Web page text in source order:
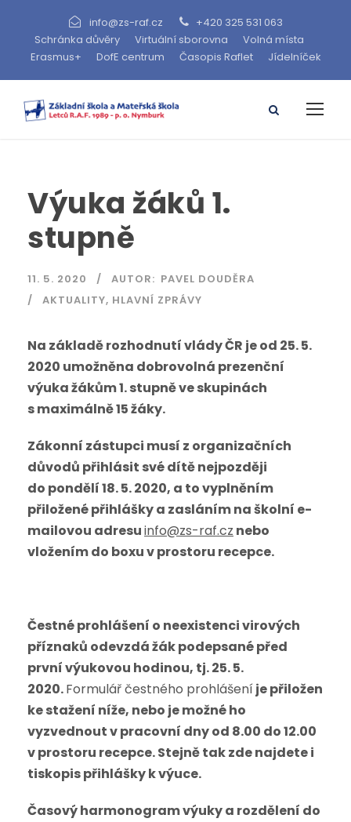
info@zs-raf.cz
+420 325 531 063
Schránka důvěry
Virtuální sborovna
Volná místa
Erasmus+
DofE centrum Časopis Raflet Jídelníček
Výuka žáků 1.
stupně
11. 5. 2020 AUTOR: PAVEL DOUDĚRA
AKTUALITY, HLAVNÍ ZPRÁVY
Na základě rozhodnutí vlády ČR je od 25. 5.
2020 umožněna dobrovolná prezenční
výuka žákům 1. stupně ve skupinách
s maximálně 15 žáky.
Zákonní zástupci musí z organizačních
důvodů přihlásit své dítě nejpozději
do pondělí 18. 5. 2020, a to vyplněním
přiloženépřihláškya zasláním na školní e-
mailovou adresuinfo@zs-raf.cz nebo
vložením do boxu v prostoru recepce.
Čestné prohlášení o neexistenci virových
příznaků odevzdá žák podepsané před
první výukovou hodinou, tj. 25. 5.
2020.Formulář čestného prohlášení je přiložen
ke stažení níže, nebo je možné ho
vyzvednout v pracovní dny od 8.00 do 12.00
v prostoru recepce. Stejně tak zde najdete i
tiskopis přihlášky k výuce.
Časový harmonogram výuky a rozdělení do